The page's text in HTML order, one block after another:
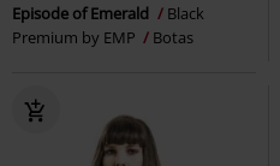
Episode of Emerald
Black
Premium by EMP
Botas